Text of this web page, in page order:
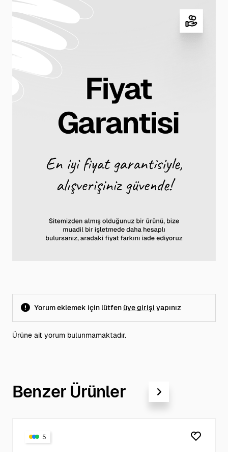
Yorum eklemek için lütfen üye girişi yapınız
Ürüne ait yorum bulunmamaktadır.
Benzer Ürünler
5